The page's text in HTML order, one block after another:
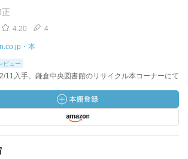
4.20 4
・本
ビュー
11入手。鎌倉中央図書館のリサイクル本コーナーにて